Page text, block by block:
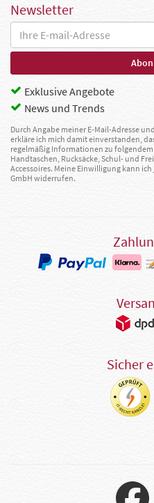
Newsletter
Exklusive Angebote
News und Trends
Durch Angabe meiner E-Mail-Adresse
erkläre ich mich damit einverstanden,
regelmäßig Informationen zu
Handtaschen, Rucksäcke, Schul- und
Accessoires. Meine Einwilligung kann
GmbH widerrufen.
Sicher